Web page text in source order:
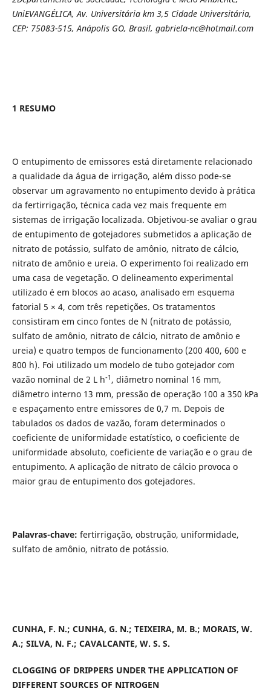
UniEVANGÉLICA, Av. Universitária km 3,5 Cidade Universitária,
CEP: 75083-515, Anápolis GO, Brasil, gabriela-nc@hotmail.com
1 RESUMO
O entupimento de emissores está diretamente relacionado
a qualidade da água de irrigação, além disso pode-se
observar um agravamento no entupimento devido à prática
da fertirrigação, técnica cada vez mais frequente em
sistemas de irrigação localizada. Objetivou-se avaliar o grau
de entupimento de gotejadores submetidos a aplicação de
nitrato de potássio, sulfato de amônio, nitrato de cálcio,
nitrato de amônio e ureia. O experimento foi realizado em
uma casa de vegetação. O delineamento experimental
utilizado é em blocos ao acaso, analisado em esquema
fatorial 5 × 4, com três repetições. Os tratamentos
consistiram em cinco fontes de N (nitrato de potássio,
sulfato de amônio, nitrato de cálcio, nitrato de amônio e
ureia) e quatro tempos de funcionamento (200 400, 600 e
800 h). Foi utilizado um modelo de tubo gotejador com
vazão nominal de 2 L h-1 , diâmetro nominal 16 mm,
diâmetro interno 13 mm, pressão de operação 100 a 350 kPa
e espaçamento entre emissores de 0,7 m. Depois de
tabulados os dados de vazão, foram determinados o
coeficiente de uniformidade estatístico, o coeficiente de
uniformidade absoluto, coeficiente de variação e o grau de
entupimento. A aplicação de nitrato de cálcio provoca o
maior grau de entupimento dos gotejadores.
Palavras-chave: fertirrigação, obstrução, uniformidade,
sulfato de amônio, nitrato de potássio.
CUNHA, F. N.; CUNHA, G. N.; TEIXEIRA, M. B.; MORAIS, W.
A.; SILVA, N. F.; CAVALCANTE, W. S. S.
CLOGGING OF DRIPPERS UNDER THE APPLICATION OF
DIFFERENT SOURCES OF NITROGEN